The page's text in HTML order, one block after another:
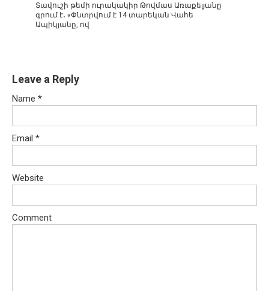
Տավուշի թեմի ուրակակիր Թովմաս Առաքելյանը
գրում է․ «Փնտրվում է 14 տարեկան Վահե
Ապիկյանը, ով
Leave a Reply
Name *
Email *
Website
Comment